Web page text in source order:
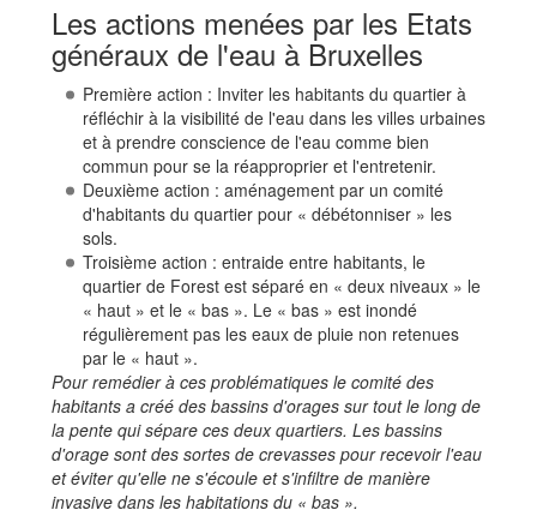
Les actions menées par les Etats
généraux de l'eau à Bruxelles
Première action : Inviter les habitants du quartier à
réfléchir à la visibilité de l'eau dans les villes urbaines
et à prendre conscience de l'eau comme bien
commun pour se la réapproprier et l'entretenir.
Deuxième action : aménagement par un comité
d'habitants du quartier pour « débétonniser » les
sols.
Troisième action : entraide entre habitants, le
quartier de Forest est séparé en « deux niveaux » le
« haut » et le « bas ». Le « bas » est inondé
régulièrement pas les eaux de pluie non retenues
par le « haut ».
Pour remédier à ces problématiques le comité des
habitants a créé des bassins d'orages sur tout le long de
la pente qui sépare ces deux quartiers. Les bassins
d'orage sont des sortes de crevasses pour recevoir l'eau
et éviter qu'elle ne s'écoule et s'infiltre de manière
invasive dans les habitations du « bas ».